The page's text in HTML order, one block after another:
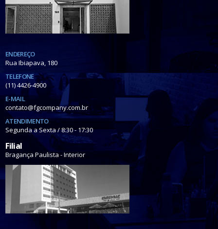
ENDEREÇO
Rua Ibiapava, 180
TELEFONE
(11) 4426-4900
E-MAIL
contato@fgcompany.com.br
ATENDIMENTO
Segunda a Sexta / 8:30 - 17:30
Filial
Bragança Paulista - Interior